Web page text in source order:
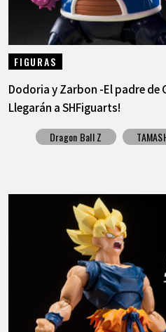
FIGURAS
Dodoria y Zarbon -El padre de
Llegarán a SHFiguarts!
Dragon Ball Z